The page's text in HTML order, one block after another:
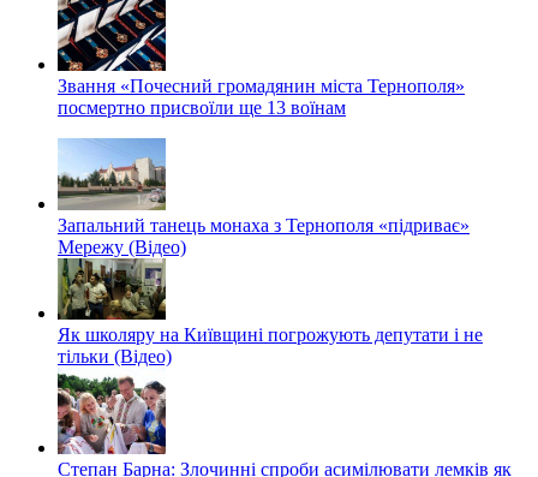
Звання «Почесний громадянин міста Тернополя»
посмертно присвоїли ще 13 воїнам
Запальний танець монаха з Тернополя «підриває»
Мережу (Відео)
Як школяру на Київщині погрожують депутати і не
тільки (Відео)
Степан Барна: Злочинні спроби асимілювати лемків як